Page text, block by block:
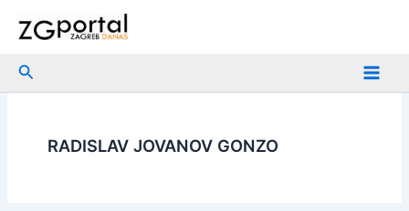
Search
RADISLAV JOVANOV GONZO